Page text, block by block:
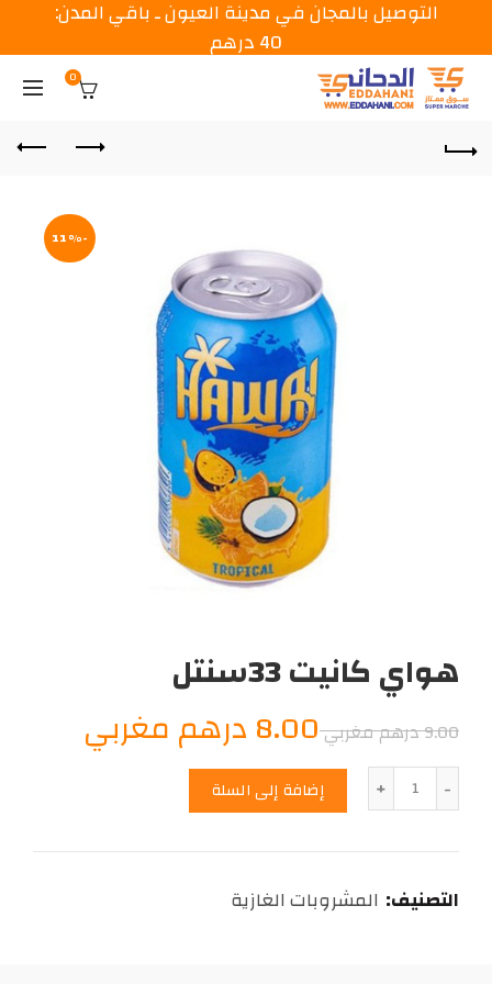
0
-11%
هواي كانيت 33سنتل
9.00درهم مغربيالسعر
الأصلي
هو:
درهم
8.00درهم مغربي
الكمية إضافة إلى السلة
التصنيف: المشروبات الغازية
التوصيل بالمجان في مدينة العيون ـ باقي المدن:
40 درهم